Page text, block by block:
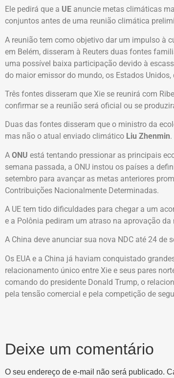
Ele pedirá que a UE anuncie metas climáticas
conjuntos antes de uma reunião climática
A reunião tem como objetivo dar um impulso à
em Belém, disseram à Reuters duas fontes
uma possível baixa participação devido à
do maior emissor do mundo, os Estados
Três fontes disseram que Xie se reunirá com
confirmar se a reunião será oficial ou se
Duas das fontes disseram que o ministro da
mas não o atual enviado climático Liu Zhenmin.
A ONU está tentando pressionar as principais
semana passada, a ONU instou os países a
setembro para avançar as metas anteriores
Contribuições Nacionalmente Determinadas.
A UE tem tido dificuldades para chegar a um
e a Polônia pediram um atraso na aprovação
A China deve anunciar sua nova NDC até 24 de
Os EUA e a China já haviam conquistado
relacionamento único entre Xie e seus pares
comando do presidente Donald Trump, o
pela tensão comercial e pela competição de
Deixe um comentário
O seu endereço de e-mail não será publicado.